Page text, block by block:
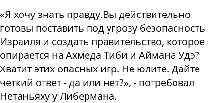
«Я хочу знать правду.Вы действительно
готовы поставить под угрозу безопасность
Израиля и создать правительство, которое
опирается на Ахмеда Тиби и Аймана Удэ?
Хватит этих опасных игр. Не юлите. Дайте
четкий ответ - да или нет?», - потребовал
Нетаньяху у Либермана.